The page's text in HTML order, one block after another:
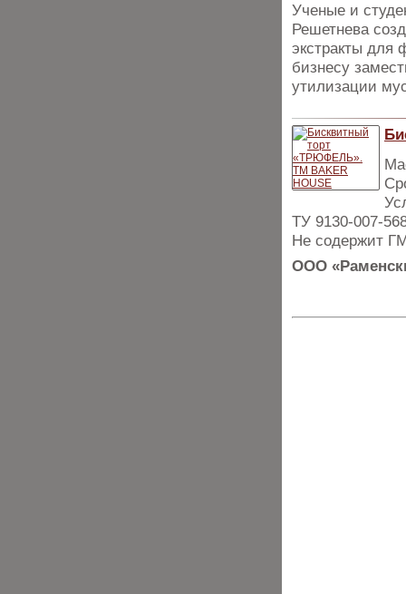
Ученые и
Решетнева
экстракты для
бизнесу
утилизации
ТУ 9130-007-
Не содержит
ООО